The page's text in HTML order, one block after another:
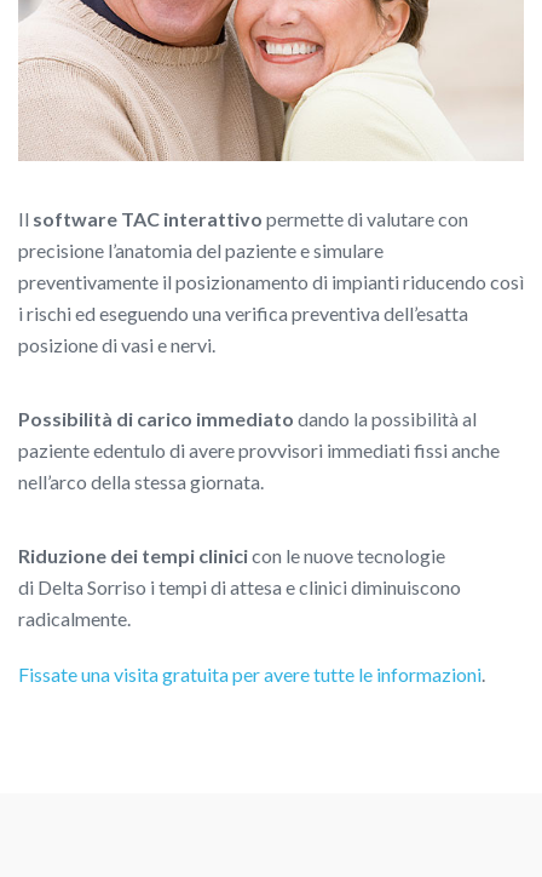
Il software TAC interattivo permette di valutare con
precisione l’anatomia del paziente e simulare
preventivamente il posizionamento di impianti riducendo così
i rischi ed eseguendo una verifica preventiva dell’esatta
posizione di vasi e nervi.
Possibilità di carico immediato dando la possibilità al
paziente edentulo di avere provvisori immediati fissi anche
nell’arco della stessa giornata.
Riduzione dei tempi clinicicon le nuove tecnologie
di Delta Sorriso i tempi di attesa e clinici diminuiscono
radicalmente.
Fissate una visita gratuita per avere tutte le informazioni